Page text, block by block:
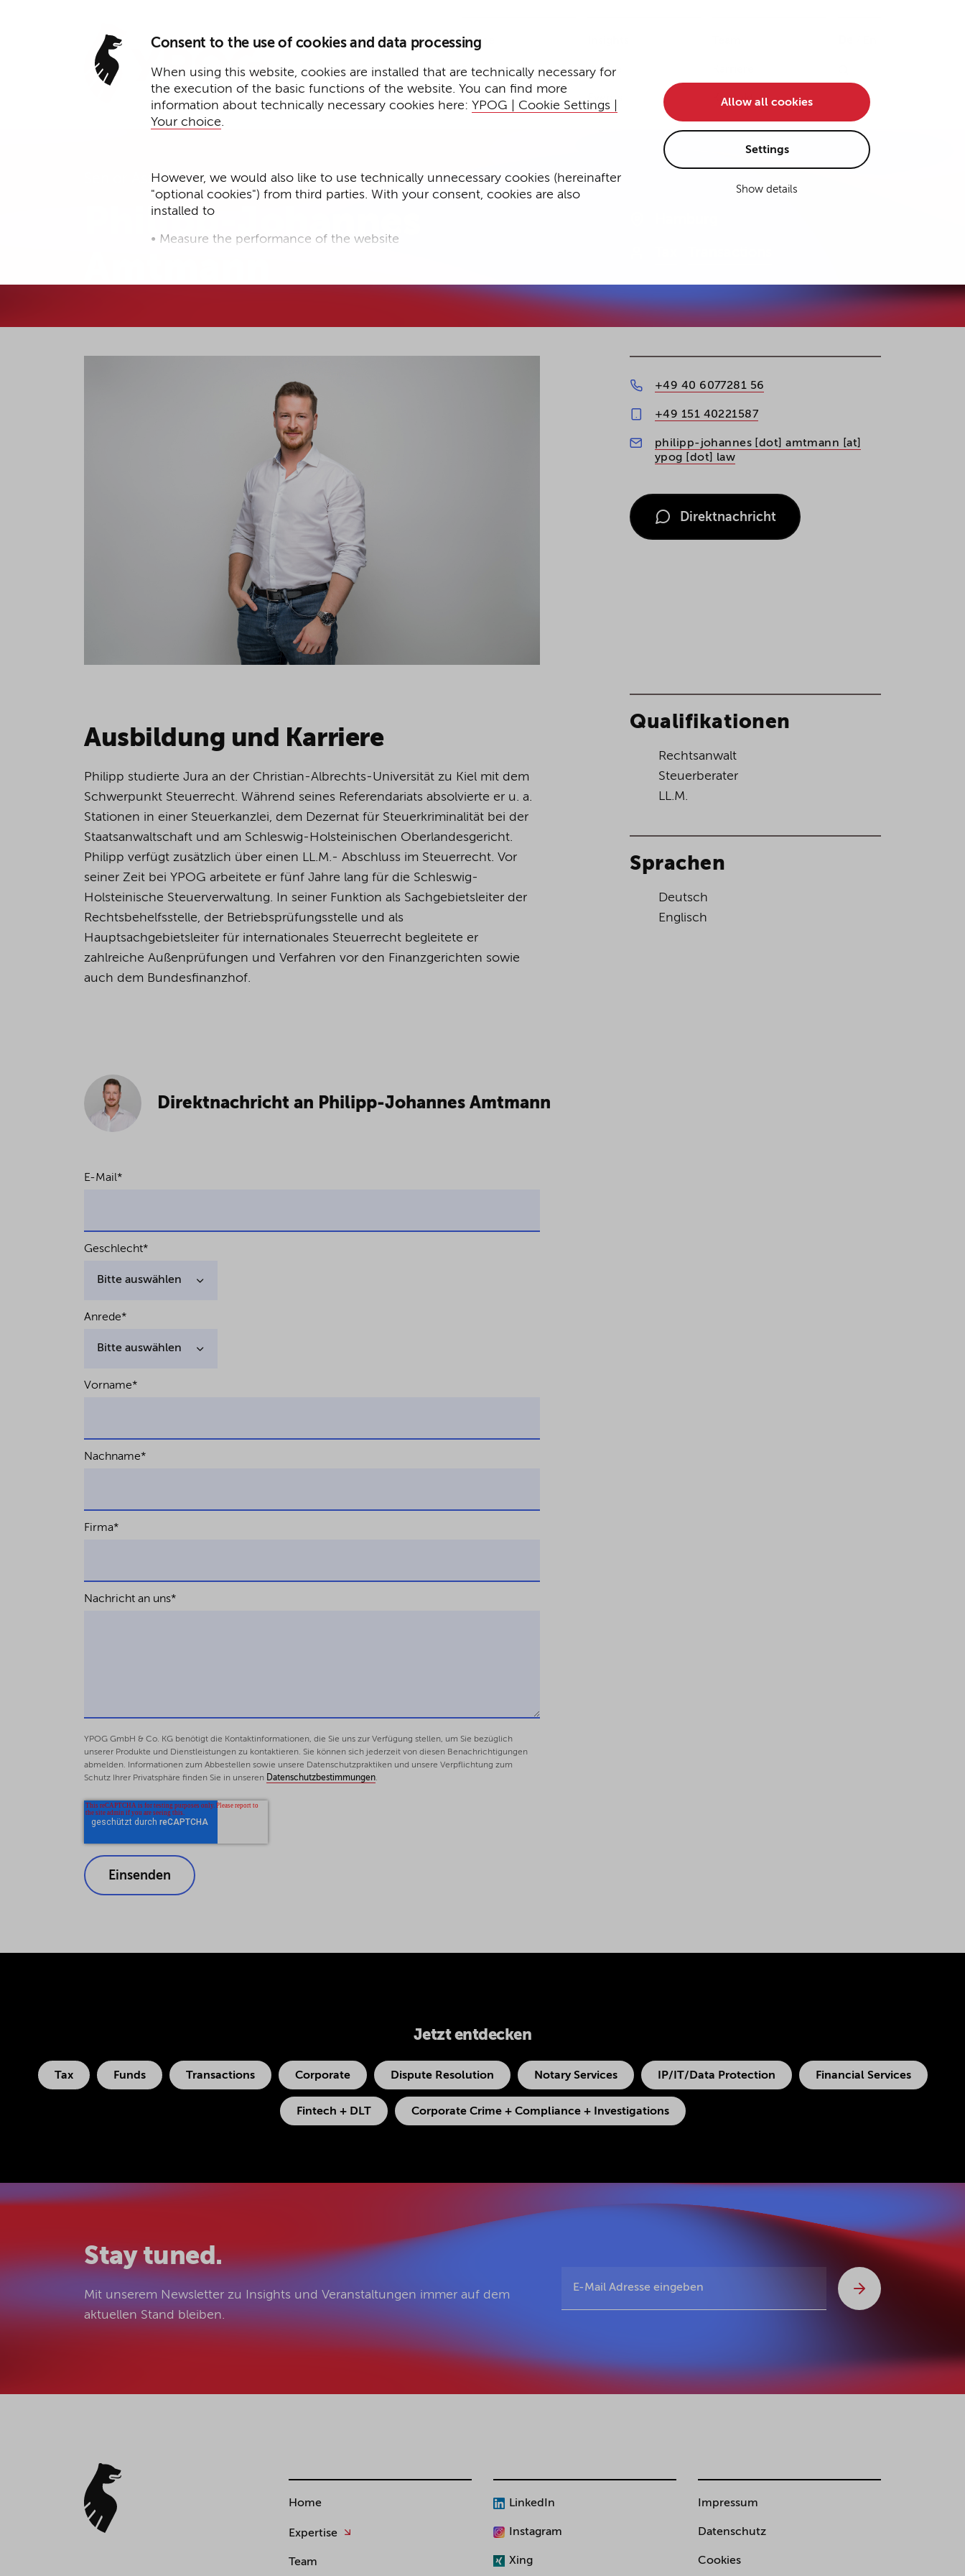
Consent to the use of cookies and data processing
When using this website, cookies are installed that are technically necessary for
the execution of the basic functions of the website. You can find more
information about technically necessary cookies here: YPOG | Cookie Settings |
Your choice.
However, we would also like to use technically unnecessary cookies (hereinafter
"optional cookies") from third parties. With your consent, cookies are also
installed to
• Measure the performance of the website
• Track your online behavior for targeted advertising purposes.
to reject all optional cookies.
By clicking on "Settings", you can individualize your choice of optional cookies.
You can revoke or change your consent or selection at any time by clicking on
button at the bottom of our website.
For more details, see the cookie settings and our
Allow all cookies
Settings
Show details
Home
Expertise Presse
Events Kontakt
Senior Associate
Philipp-Johannes
+49 40 6077281 56
+49 151 40221587
philipp-johannes [dot] amtmann [at]
ypog [dot] law
Direktnachricht
Ausbildung und Karriere
Philipp studierte Jura an der Christian-Albrechts-Universität zu Kiel mit dem
Schwerpunkt Steuerrecht. Während seines Referendariats absolvierte er u. a.
Stationen in einer Steuerkanzlei, dem Dezernat für Steuerkriminalität bei der
Staatsanwaltschaft und am Schleswig-Holsteinischen Oberlandesgericht.
Philipp verfügt zusätzlich über einen LL.M.- Abschluss im Steuerrecht. Vor
seiner Zeit bei YPOG arbeitete er fünf Jahre lang für die Schleswig-
Holsteinische Steuerverwaltung. In seiner Funktion als Sachgebietsleiter der
Rechtsbehelfsstelle, der Betriebsprüfungsstelle und als
Hauptsachgebietsleiter für internationales Steuerrecht begleitete er
zahlreiche Außenprüfungen und Verfahren vor den Finanzgerichten sowie
auch dem Bundesfinanzhof.
Qualifikationen
Rechtsanwalt
Steuerberater
LL.M.
Sprachen
Deutsch
Englisch
Direktnachricht an Philipp-Johannes Amtmann
E-Mail*
Geschlecht*
Anrede*
Vorname*
Nachname*
Firma*
Nachricht an uns*
YPOG GmbH & Co. KG benötigt die Kontaktinformationen, die Sie uns zur Verfügung stellen, um Sie bezüglich
unserer Produkte und Dienstleistungen zu kontaktieren. Sie können sich jederzeit von diesen Benachrichtigungen
abmelden. Informationen zum Abbestellen sowie unsere Datenschutzpraktiken und unsere Verpflichtung zum
Schutz Ihrer Privatsphäre finden Sie in unseren Datenschutzbestimmungen.
Jetzt entdecken
Tax Funds Transactions Corporate Dispute Resolution Notary Services IP/IT/Data Protection Financial Services
Fintech + DLT Corporate Crime + Compliance + Investigations
Stay tuned.
Mit unserem Newsletter zu Insights und Veranstaltungen immer auf dem
aktuellen Stand bleiben.
Home
Expertise
Team
LinkedIn
Instagram
Xing
Impressum
Datenschutz
Cookies